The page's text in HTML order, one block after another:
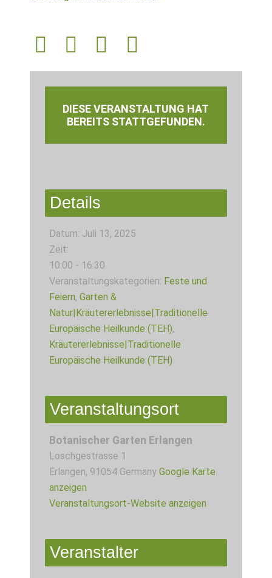
DIESE VERANSTALTUNG HAT
BEREITS STATTGEFUNDEN.
Details
Datum: Juli 13, 2025
Zeit:
10:00 - 16:30
Veranstaltungskategorien: Feste und
Feiern, Garten &
Natur|Kräutererlebnisse|Traditionelle
Europäische Heilkunde (TEH),
Kräutererlebnisse|Traditionelle
Europäische Heilkunde (TEH)
Veranstaltungsort
Botanischer Garten Erlangen
Loschgestrasse 1
Erlangen, 91054 Germany Google Karte
anzeigen
Veranstaltungsort-Website anzeigen
Veranstalter